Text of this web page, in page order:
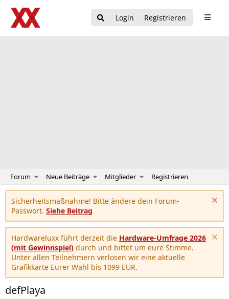
Login Registrieren
Forum Neue Beiträge Mitglieder Registrieren
Sicherheitsmaßnahme! Bitte ändere dein Forum-
Passwort. Siehe Beitrag
Hardwareluxx führt derzeit die Hardware-Umfrage 2026
(mit Gewinnspiel) durch und bittet um eure Stimme.
Unter allen Teilnehmern verlosen wir eine aktuelle
Grafikkarte Eurer Wahl bis 1099 EUR.
defPlaya